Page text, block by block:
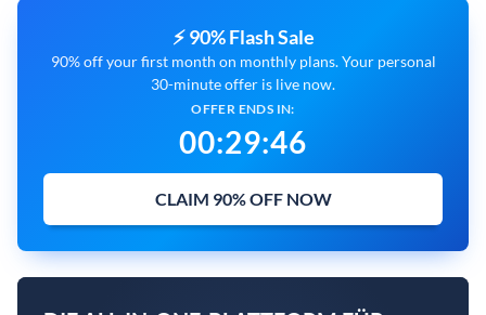
⚡ 90% Flash Sale
90% off your first month on monthly plans. Your personal
30-minute offer is live now.
OFFER ENDS IN:
00:29:45
CLAIM 90% OFF NOW